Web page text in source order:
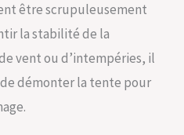
être scrupuleusement
la stabilité de la
vent ou d’intempéries, il
démonter la tente pour